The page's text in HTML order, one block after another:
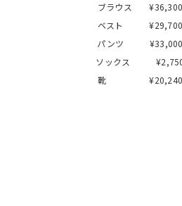
ブラウス ¥36,300
ベスト ¥29,700
パンツ ¥33,000
ソックス ¥2,750
靴 ¥20,240（